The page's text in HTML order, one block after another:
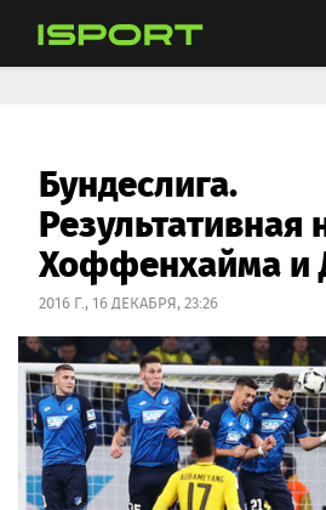
Бундеслига.
Результативная
Хоффенхайма и
2016 Г., 16 ДЕКАБРЯ, 23:26